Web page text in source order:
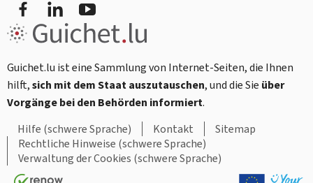
Guichet.lu ist eine Sammlung von Internet-Seiten, die Ihnen
hilft,sich mit dem Staat auszutauschen, und die Sie über
Vorgänge bei den Behörden informiert.
Hilfe (schwere Sprache)
Kontakt
Sitemap
Rechtliche Hinweise (schwere Sprache)
Verwaltung der Cookies (schwere Sprache)